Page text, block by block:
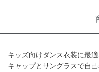
キッズ向けダンス衣装に最適
キャップとサングラスで自己